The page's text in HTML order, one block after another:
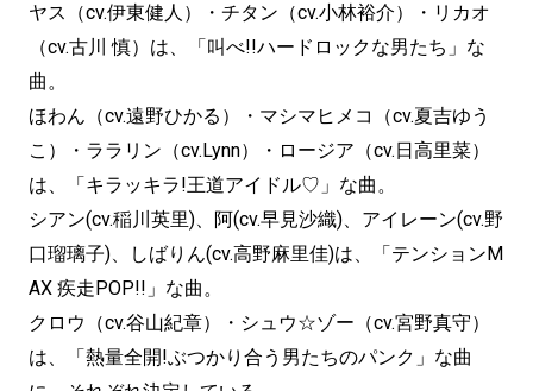
ヤス（cv.伊東健人）・チタン（cv.小林裕介）・リカオ
（cv.古川 慎）は、「叫べ!!ハードロックな男たち」な
曲。
ほわん（cv.遠野ひかる）・マシマヒメコ（cv.夏吉ゆう
こ）・ララリン（cv.Lynn）・ロージア（cv.日高里菜）
は、「キラッキラ!王道アイドル♡」な曲。
シアン(cv.稲川英⾥)、阿(cv.早⾒沙織)、アイレーン(cv.野
⼝瑠璃⼦)、しばりん(cv.⾼野⿇⾥佳)は、「テンションM
AX 疾走POP!!」な曲。
クロウ（cv.谷山紀章）・シュウ☆ゾー（cv.宮野真守）
は、「熱量全開!ぶつかり合う男たちのパンク」な曲